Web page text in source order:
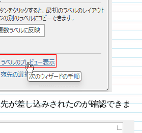
が差し込みされたのが確認できま